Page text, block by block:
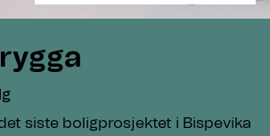
siste boligprosjektet i Bispevika